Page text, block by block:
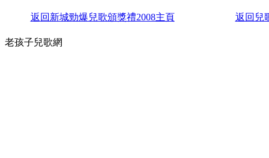
返 回新城勁爆兒歌頒獎禮2008主頁 返回兒
老孩子兒歌網